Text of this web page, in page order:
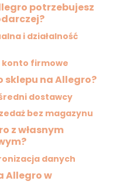
potrzebujesz
i działalność
konto firmowe
sklepu na Allegro?
dostawcy
bez magazynu
z własnym
danych
Allegro w